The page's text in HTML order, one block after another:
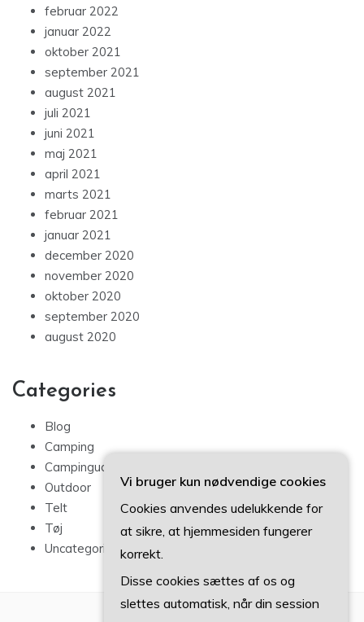
februar 2022
januar 2022
oktober 2021
september 2021
august 2021
juli 2021
juni 2021
maj 2021
april 2021
marts 2021
februar 2021
januar 2021
december 2020
november 2020
oktober 2020
september 2020
august 2020
Categories
Blog
Camping
Campingudstyr
Outdoor
Telt
Tøj
Uncategorized
Vi bruger kun nødvendige cookies
Cookies anvendes udelukkende for
at sikre, at hjemmesiden fungerer
korrekt.
Disse cookies sættes af os og
slettes automatisk, når din session